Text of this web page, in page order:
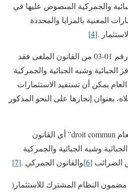
والجمركية المنصوص عليها في
المعنية بالمزايا والمحددة
[4]
أما المادة التاسعة من الأمر رقم 01-03 من القانون الملغى فقد
وشبه الجبائية والجمركية
يمكن أن تستفيد الاستثمارات
في المادتين 1و2 أعلاه، بعنوان إنجازها على النحو المذكور
والمقصود بعبارة “القانون العام droit commun” أي القانون
وشبه الجبائية والجمركية
الضرائب [6] والقانون الجمركي .[7]
النظام المشترك للاستثمار(